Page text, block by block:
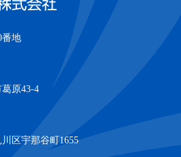
番地
原43-4
区宇那谷町1655